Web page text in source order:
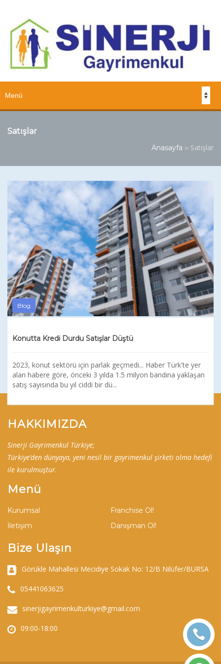
Satışlar
Anasayfa ›› Satışlar
Blog
Konutta Kredi Durdu Satışlar Düştü
2023, konut sektörü için parlak geçmedi... Haber Türk'te yer
alan habere göre, önceki 3 yılda 1.5 milyon bandına yaklaşan
satış sayısında bu yıl ciddi bir dü...
HAKKIMIZDA
Sinerji Gayrimenkul Türkiye;
Türkiye’den dünyaya, yeni nesil bir gayrimenkul şirketi olma hedefi
ile kurulmuştur.
Menü
Kurumsal
Franchise Ol!
İletişim
Danışman Ol!
Bize Ulaşın
Görükle Mahallesi Mecidiye Sokak No: 12/B Nilüfer/BURSA
05441063625
sinerjigayrimenkulturkiye@gmail.com
09:00-18:00